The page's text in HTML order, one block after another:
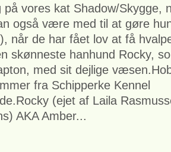
på vores kat Shadow/Skygge,
også være med til at gøre
når de har fået lov at få
skønneste hanhund Rocky,
med sit dejlige
fra Schipperke Kennel
(ejet af Laila
AKA Amber...